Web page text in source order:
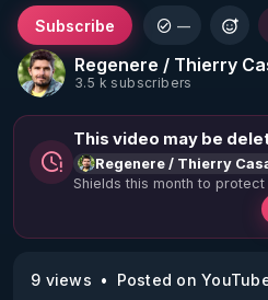
Regenere / Thierry
3.5 k subscribers
Subscribe —
This video may be
Regenere / Thierry
Shields this month to
9 views
Posted on